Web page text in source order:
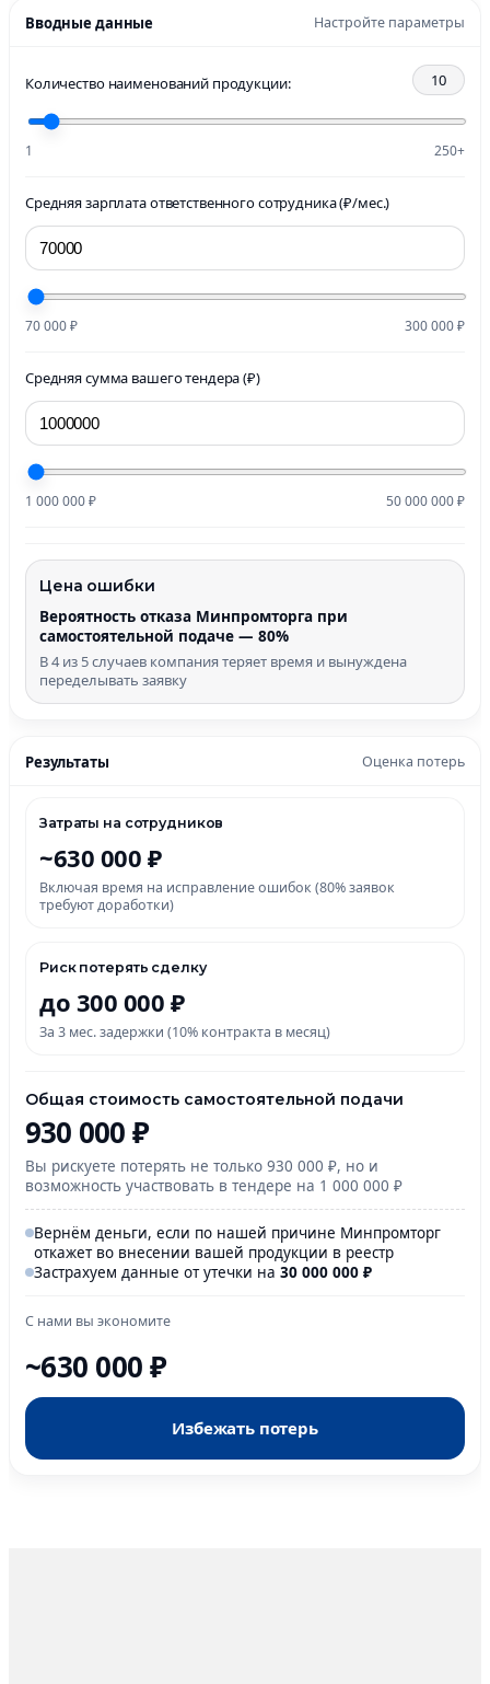
Вводные данные Настройте параметры
Количество наименований продукции: 10
1 250+
Средняя зарплата ответственного сотрудника (₽/мес.)
70 000 ₽ 300 000 ₽
Средняя сумма вашего тендера (₽)
1 000 000 ₽ 50 000 000 ₽
Цена ошибки
Вероятность отказа Минпромторга при
самостоятельной подаче — 80%
В 4 из 5 случаев компания теряет время и вынуждена
переделывать заявку
Результаты Оценка потерь
Затраты на сотрудников
~630 000 ₽
Включая время на исправление ошибок (80% заявок
требуют доработки)
Риск потерять сделку
до 300 000 ₽
За 3 мес. задержки (10% контракта в месяц)
Общая стоимость самостоятельной подачи
930 000 ₽
Вы рискуете потерять не только 930 000 ₽, но и
возможность участвовать в тендере на 1 000 000 ₽
Вернём деньги, если по нашей причине Минпромторг
откажет во внесении вашей продукции в реестр
Застрахуем данные от утечки на 30 000 000 ₽
С нами вы экономите
~630 000 ₽
Избежать потерь